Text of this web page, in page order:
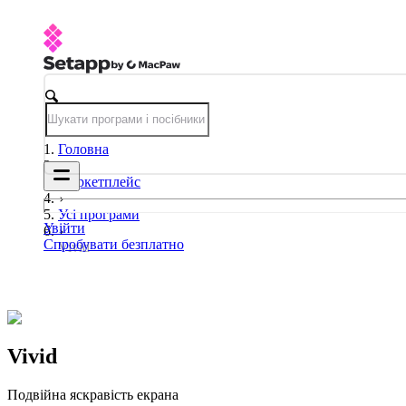
Увійти
Спробувати безплатно
Головна
Маркетплейс
Усі програми
Vivid
Vivid
Подвійна яскравість екрана